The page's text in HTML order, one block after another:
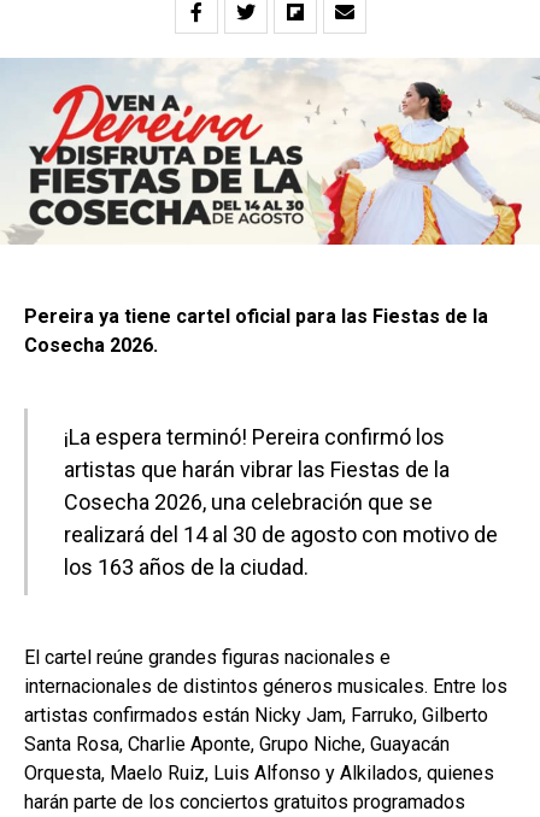
Pereira ya tiene cartel oficial para las Fiestas de la
Cosecha 2026.
¡La espera terminó! Pereira confirmó los
artistas que harán vibrar las Fiestas de la
Cosecha 2026, una celebración que se
realizará del 14 al 30 de agosto con motivo de
los 163 años de la ciudad.
El cartel reúne grandes figuras nacionales e
internacionales de distintos géneros musicales. Entre los
artistas confirmados están Nicky Jam, Farruko, Gilberto
Santa Rosa, Charlie Aponte, Grupo Niche, Guayacán
Orquesta, Maelo Ruiz, Luis Alfonso y Alkilados, quienes
harán parte de los conciertos gratuitos programados